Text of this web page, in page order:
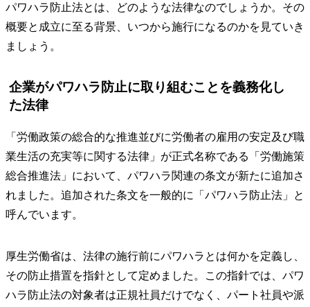
パワハラ防止法とは、どのような法律なのでしょうか。その
概要と成立に至る背景、いつから施行になるのかを見ていき
ましょう。
企業がパワハラ防止に取り組むことを義務化し
た法律
「労働政策の総合的な推進並びに労働者の雇用の安定及び職
業生活の充実等に関する法律」が正式名称である「労働施策
総合推進法」において、パワハラ関連の条文が新たに追加さ
れました。追加された条文を一般的に「パワハラ防止法」と
呼んでいます。
厚生労働省は、法律の施行前にパワハラとは何かを定義し、
その防止措置を指針として定めました。この指針では、パワ
ハラ防止法の対象者は正規社員だけでなく、パート社員や派